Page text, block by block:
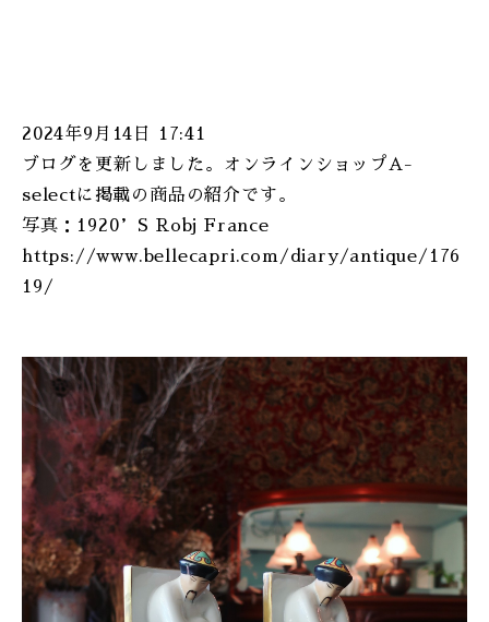
ONLINE SHOP
2024年9月14日 17:41
ブログを更新しました。オンラインショップA-
selectに掲載の商品の紹介です。
写真：1920’S Robj France
https://www.bellecapri.com/diary/antique/176
19/